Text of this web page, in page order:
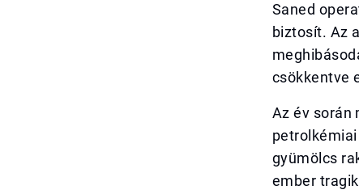
Saned
biztosít. Az
csökkentve
Az év során
gyümölcs
ember